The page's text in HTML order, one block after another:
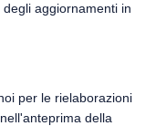
aggiornamenti in
per le rielaborazioni
della